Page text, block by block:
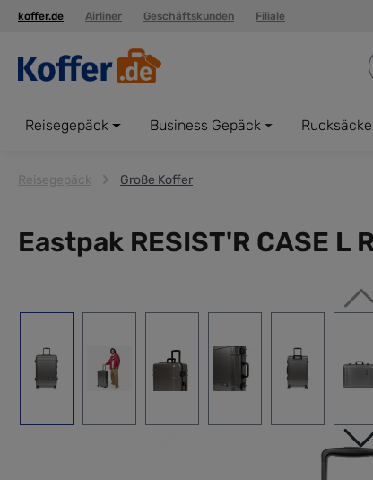
Zur Hauptnavigation springen
koffer.de Airliner Geschäftskunden Filiale
Reisegepäck Business Gepäck Rucksäcke
Reisegepäck Große Koffer
Eastpak RESIST'R CASE